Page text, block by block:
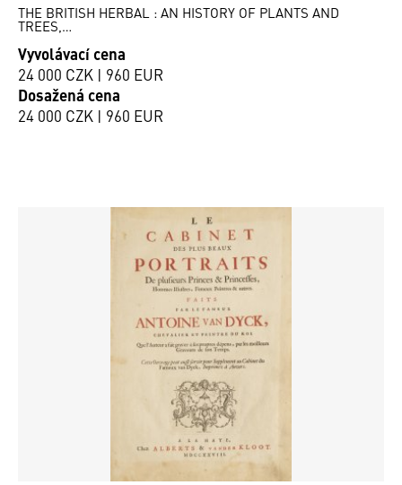
THE BRITISH HERBAL : AN HISTORY OF PLANTS AND
TREES,…
Vyvolávací cena
24 000 CZK | 960 EUR
Dosažená cena
24 000 CZK | 960 EUR